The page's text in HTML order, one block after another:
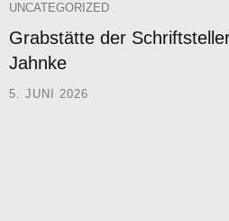
UNCATEGORIZED
Grabstätte der
Jahnke
5. JUNI 2026